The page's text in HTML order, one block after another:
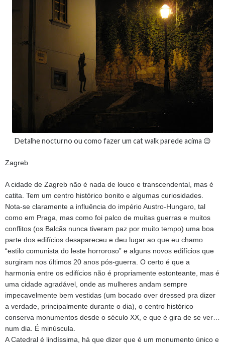
Detalhe nocturno ou como fazer um cat walk parede acima 😉
Zagreb
A cidade de Zagreb não é nada de louco e transcendental, mas é
catita. Tem um centro histórico bonito e algumas curiosidades.
Nota-se claramente a influência do império Austro-Hungaro, tal
como em Praga, mas como foi palco de muitas guerras e muitos
conflitos (os Balcãs nunca tiveram paz por muito tempo) uma boa
parte dos edifícios desapareceu e deu lugar ao que eu chamo
“estilo comunista do leste horroroso” e alguns novos edifícios que
surgiram nos últimos 20 anos pós-guerra. O certo é que a
harmonia entre os edifícios não é propriamente estonteante, mas é
uma cidade agradável, onde as mulheres andam sempre
impecavelmente bem vestidas (um bocado over dressed pra dizer
a verdade, principalmente durante o dia), o centro histórico
conserva monumentos desde o século XX, e que é gira de se ver…
num dia. É minúscula.
A Catedral é lindíssima, há que dizer que é um monumento único e